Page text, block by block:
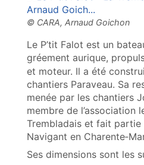
Le P’tit Falot est un
gréement aurique,
et moteur. Il a été
chantiers Paraveau. Sa
menée par les chantiers
membre de l’association
Trembladais et fait partie
Navigant en
Ses dimensions sont les